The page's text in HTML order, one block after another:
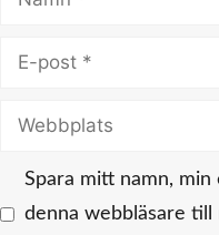
Webbplats
Spara mitt namn,
denna webbläsare till